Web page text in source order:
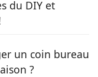
du DIY et
un coin bureau
?